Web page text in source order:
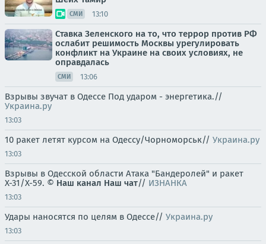
СМИ 13:10
Ставка Зеленского на то, что террор против РФ
ослабит решимость Москвы урегулировать
конфликт на Украине на своих условиях, не
оправдалась
СМИ 13:06
Взрывы звучат в Одессе Под ударом - энергетика.//
Украина.ру
13:03
10 ракет летят курсом на Одессу/Чорноморськ// Украина.ру
13:03
Взрывы в Одесской области Атака "Бандеролей" и ракет
Х-31/Х-59. © Наш канал Наш чат// ИЗНАНКА
13:03
Удары наносятся по целям в Одессе// Украина.ру
13:03